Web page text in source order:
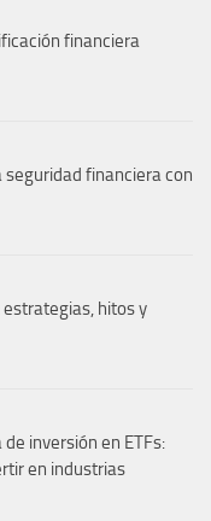
financiera
seguridad financiera con
hitos y
inversión en ETFs:
en industrias